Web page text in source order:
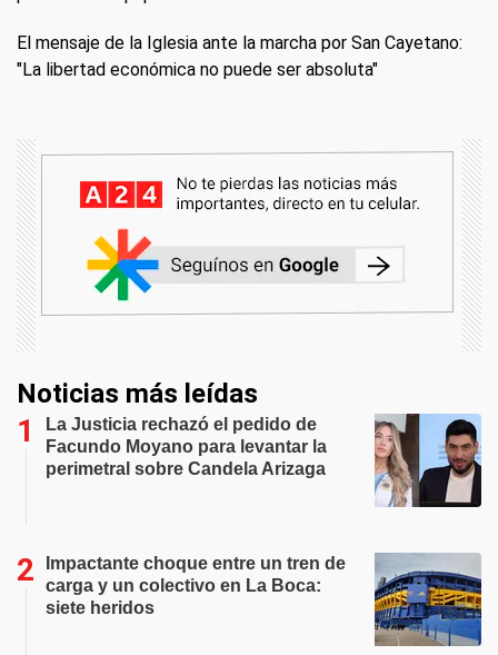
El mensaje de la Iglesia ante la marcha por San Cayetano:
"La libertad económica no puede ser absoluta"
Noticias más leídas
La Justicia rechazó el pedido de
Facundo Moyano para levantar la
perimetral sobre Candela Arizaga
Impactante choque entre un tren de
carga y un colectivo en La Boca:
siete heridos